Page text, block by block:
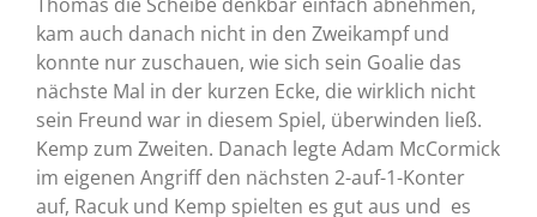
kam auch danach nicht in den Zweikampf und
konnte nur zuschauen, wie sich sein Goalie das
nächste Mal in der kurzen Ecke, die wirklich nicht
sein Freund war in diesem Spiel, überwinden ließ.
Kemp zum Zweiten. Danach legte Adam McCormick
im eigenen Angriff den nächsten 2-auf-1-Konter
auf, Racuk und Kemp spielten es gut aus und es